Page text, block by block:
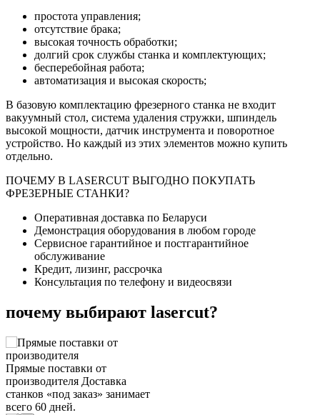
простота управления;
отсутствие брака;
высокая точность обработки;
долгий срок службы станка и комплектующих;
бесперебойная работа;
автоматизация и высокая скорость;
В базовую комплектацию фрезерного станка не входит
вакуумный стол, система удаления стружки, шпиндель
высокой мощности, датчик инструмента и поворотное
устройство. Но каждый из этих элементов можно купить
отдельно.
ПОЧЕМУ В LASERCUT ВЫГОДНО ПОКУПАТЬ
ФРЕЗЕРНЫЕ СТАНКИ?
Оперативная доставка по Беларуси
Демонстрация оборудования в любом городе
Сервисное гарантийное и постгарантийное
обслуживание
Кредит, лизинг, рассрочка
Консультация по телефону и видеосвязи
почему выбирают lasercut?
Прямые поставки от
производителя Доставка
станков «под заказ» занимает
всего 60 дней.